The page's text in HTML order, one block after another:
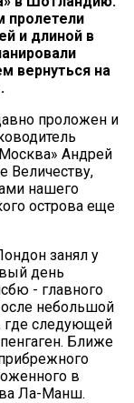
пролетели
и длиной в
вернуться на
проложен и
Андрей
Величеству,
нашего
острова еще
занял у
день
- главного
небольшой
где следующей
Ближе
в
Ла-Манш.